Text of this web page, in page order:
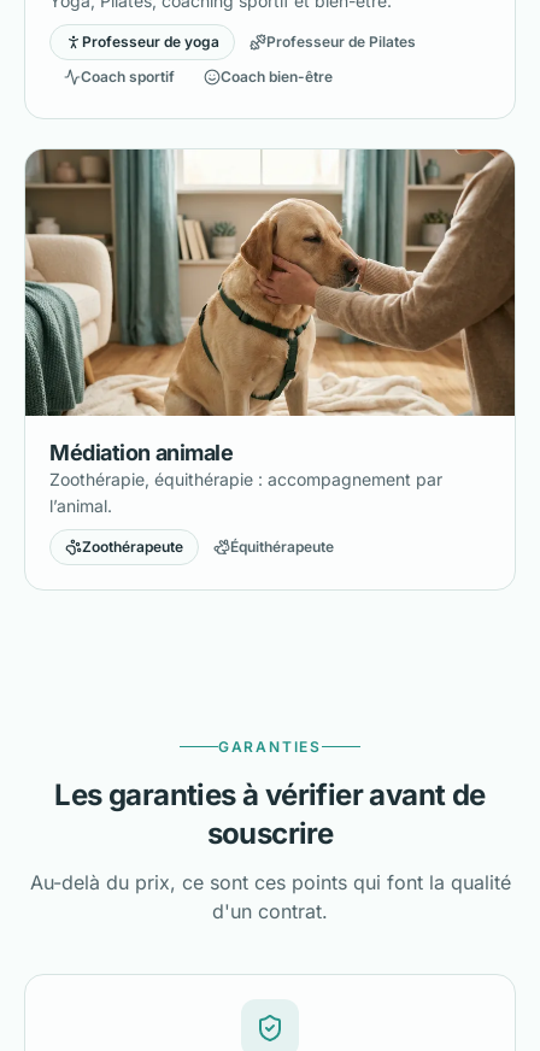
Professeur de yoga
Professeur de Pilates
Coach sportif
Coach bien-être
Médiation animale
Zoothérapie, équithérapie : accompagnement par
l’animal.
Zoothérapeute Équithérapeute
GARANTIES
Les garanties à vérifier avant de
souscrire
Au-delà du prix, ce sont ces points qui font la qualité
d'un contrat.